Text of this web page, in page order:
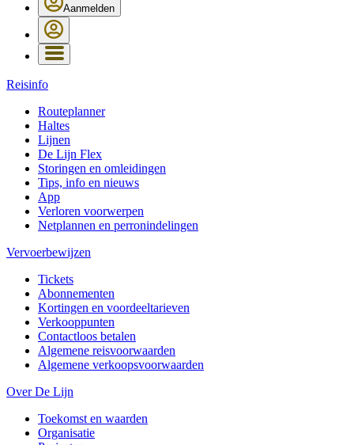
Aanmelden
Reisinfo
Routeplanner
Haltes
Lijnen
De Lijn Flex
Storingen en omleidingen
Tips, info en nieuws
App
Verloren voorwerpen
Netplannen en perronindelingen
Vervoerbewijzen
Tickets
Abonnementen
Kortingen en voordeeltarieven
Verkooppunten
Contactloos betalen
Algemene reisvoorwaarden
Algemene verkoopsvoorwaarden
Over De Lijn
Toekomst en waarden
Organisatie